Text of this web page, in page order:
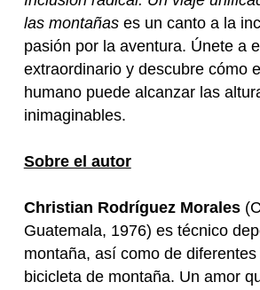
las montañases un canto a la
pasión por la aventura. Únete a
extraordinario y descubre cómo
humano puede alcanzar las
inimaginables.
Sobre el autor
Christian Rodríguez Morales
Guatemala, 1976) es técnico
montaña, así como de
bicicleta de montaña. Un amor